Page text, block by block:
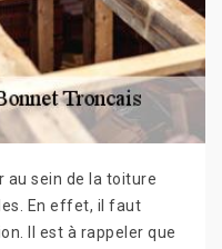
au sein de la toiture
En effet, il faut
Il est à rappeler que